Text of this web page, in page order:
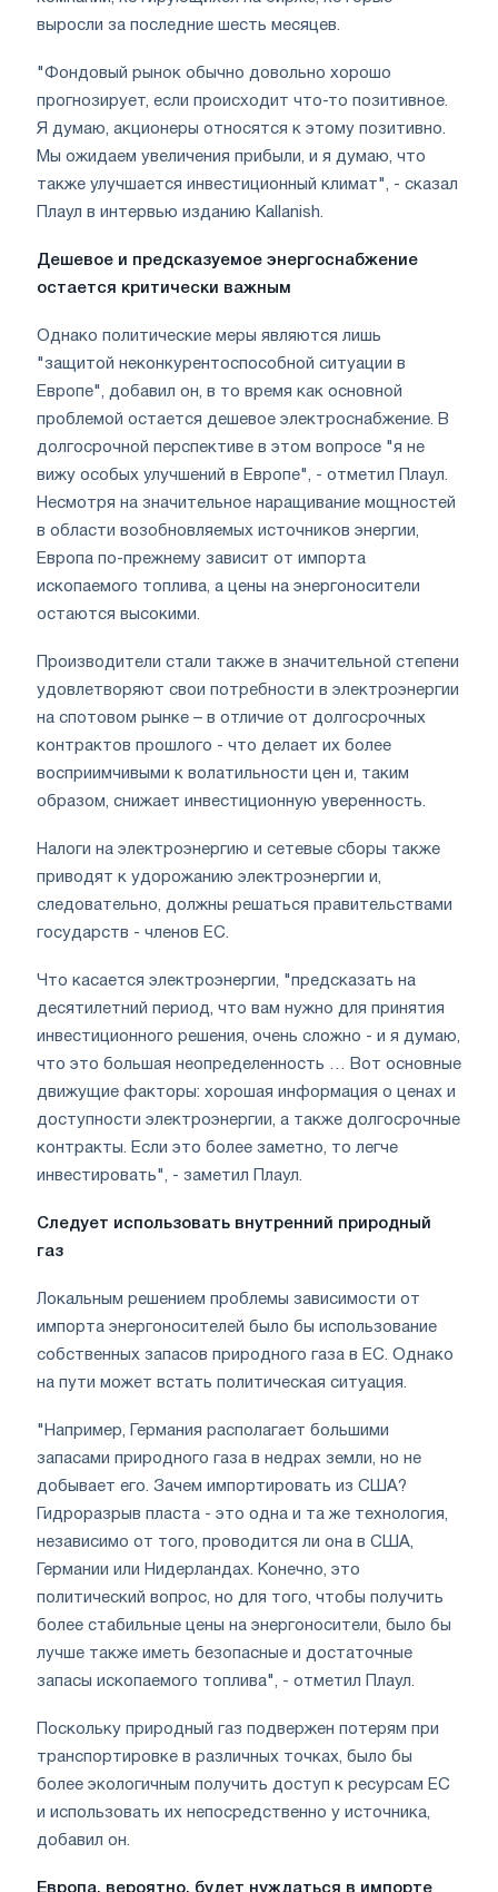
выросли за последние шесть месяцев.
"Фондовый рынок обычно довольно хорошо
прогнозирует, если происходит что-то позитивное.
Я думаю, акционеры относятся к этому позитивно.
Мы ожидаем увеличения прибыли, и я думаю, что
также улучшается инвестиционный климат", - сказал
Плаул в интервью изданию Kallanish.
Дешевое и предсказуемое энергоснабжение
остается критически важным
Однако политические меры являются лишь
"защитой неконкурентоспособной ситуации в
Европе", добавил он, в то время как основной
проблемой остается дешевое электроснабжение. В
долгосрочной перспективе в этом вопросе "я не
вижу особых улучшений в Европе", - отметил Плаул.
Несмотря на значительное наращивание мощностей
в области возобновляемых источников энергии,
Европа по-прежнему зависит от импорта
ископаемого топлива, а цены на энергоносители
остаются высокими.
Производители стали также в значительной степени
удовлетворяют свои потребности в электроэнергии
на спотовом рынке – в отличие от долгосрочных
контрактов прошлого - что делает их более
восприимчивыми к волатильности цен и, таким
образом, снижает инвестиционную уверенность.
Налоги на электроэнергию и сетевые сборы также
приводят к удорожанию электроэнергии и,
следовательно, должны решаться правительствами
государств - членов ЕС.
Что касается электроэнергии, "предсказать на
десятилетний период, что вам нужно для принятия
инвестиционного решения, очень сложно - и я думаю,
что это большая неопределенность … Вот основные
движущие факторы: хорошая информация о ценах и
доступности электроэнергии, а также долгосрочные
контракты. Если это более заметно, то легче
инвестировать", - заметил Плаул.
Следует использовать внутренний природный
газ
Локальным решением проблемы зависимости от
импорта энергоносителей было бы использование
собственных запасов природного газа в ЕС. Однако
на пути может встать политическая ситуация.
"Например, Германия располагает большими
запасами природного газа в недрах земли, но не
добывает его. Зачем импортировать из США?
Гидроразрыв пласта - это одна и та же технология,
независимо от того, проводится ли она в США,
Германии или Нидерландах. Конечно, это
политический вопрос, но для того, чтобы получить
более стабильные цены на энергоносители, было бы
лучше также иметь безопасные и достаточные
запасы ископаемого топлива", - отметил Плаул.
Поскольку природный газ подвержен потерям при
транспортировке в различных точках, было бы
более экологичным получить доступ к ресурсам ЕС
и использовать их непосредственно у источника,
добавил он.
Европа, вероятно, будет нуждаться в импорте